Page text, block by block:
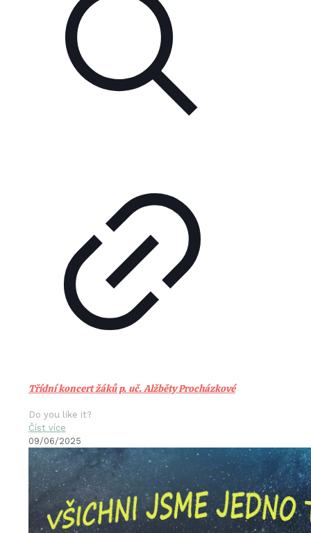
Třídní koncert žáků p. uč. Alžběty Procházkové
Do you like it?
Číst více
09/06/2025